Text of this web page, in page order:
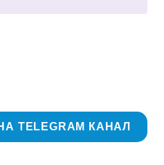
TELEGRAM КАНАЛ